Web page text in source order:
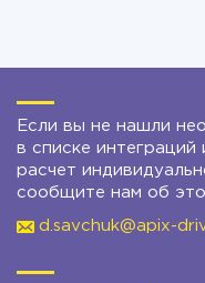
Если вы не нашли
в списке интеграций
расчет
сообщите нам об
d.savchuk@apix-